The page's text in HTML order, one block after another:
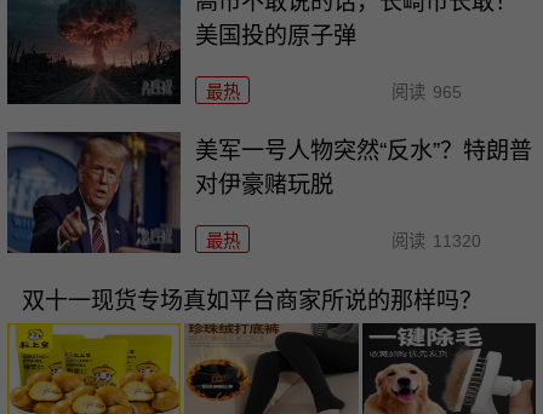
美国投的原子弹
最热 阅读 965
美军一号人物突然“反水”？特朗普
对伊豪赌玩脱
最热 阅读 11320
双十一现货专场真如平台商家所说的那样吗？